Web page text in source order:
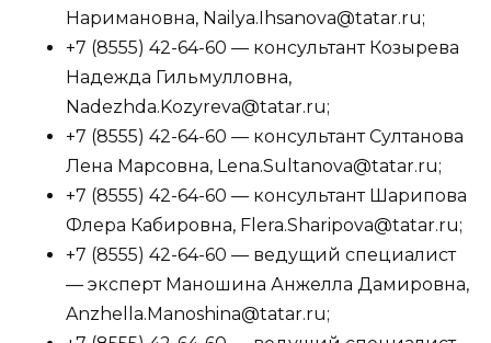
Наримановна, Nailya.Ihsanova@tatar.ru;
+7 (8555) 42-64-60 — консультант Козырева
Надежда Гильмулловна,
Nadezhda.Kozyreva@tatar.ru;
+7 (8555) 42-64-60 — консультант Султанова
Лена Марсовна, Lena.Sultanova@tatar.ru;
+7 (8555) 42-64-60 — консультант Шарипова
Флера Кабировна, Flera.Sharipova@tatar.ru;
+7 (8555) 42-64-60 — ведущий специалист
— эксперт Маношина Анжелла Дамировна,
Anzhella.Manoshina@tatar.ru;